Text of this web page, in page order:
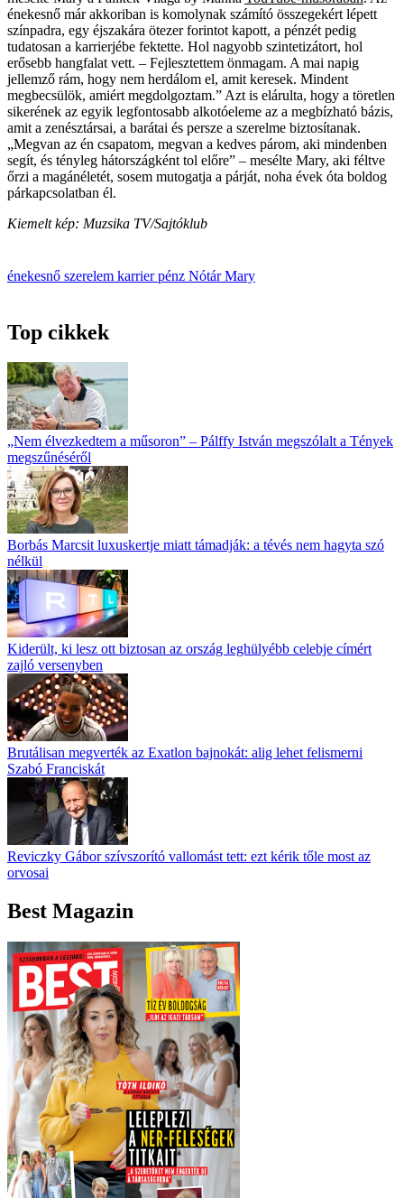
énekesnő már akkoriban is komolynak számító összegekért lépett
színpadra, egy éjszakára ötezer forintot kapott, a pénzét pedig
tudatosan a karrierjébe fektette. Hol nagyobb szintetizátort, hol
erősebb hangfalat vett. – Fejlesztettem önmagam. A mai napig
jellemző rám, hogy nem herdálom el, amit keresek. Mindent
megbecsülök, amiért megdolgoztam.” Azt is elárulta, hogy a töretlen
sikerének az egyik legfontosabb alkotóeleme az a megbízható bázis,
amit a zenésztársai, a barátai és persze a szerelme biztosítanak.
„Megvan az én csapatom, megvan a kedves párom, aki mindenben
segít, és tényleg hátországként tol előre” – mesélte Mary, aki féltve
őrzi a magánéletét, sosem mutogatja a párját, noha évek óta boldog
párkapcsolatban él.
Kiemelt kép: Muzsika TV/Sajtóklub
énekesnő szerelem karrierpénz Nótár Mary
Top cikkek
„Nem élvezkedtem a műsoron” – Pálffy István megszólalt a Tények
megszűnéséről
Borbás Marcsit luxuskertje miatt támadják: a tévés nem hagyta szó
nélkül
Kiderült, ki lesz ott biztosan az ország leghülyébb celebje címért
zajló versenyben
Brutálisan megverték az Exatlon bajnokát: alig lehet felismerni
Szabó Franciskát
Reviczky Gábor szívszorító vallomást tett: ezt kérik tőle most az
orvosai
Best Magazin